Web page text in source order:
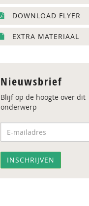
DOWNLOAD FLYER
EXTRA MATERIAAL
Nieuwsbrief
Blijf op de hoogte over dit
onderwerp